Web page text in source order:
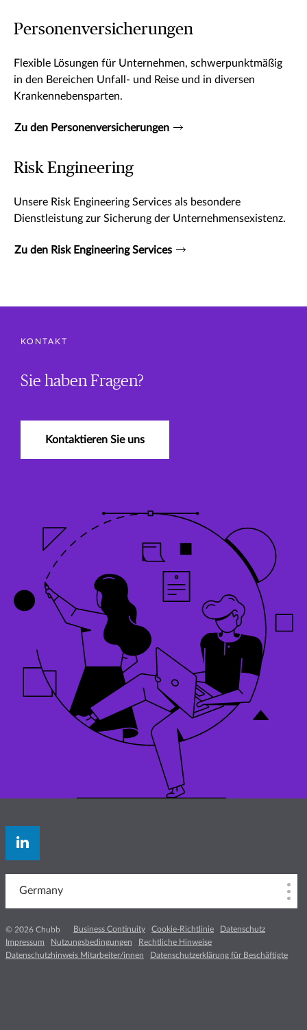
Personenversicherungen
Flexible Lösungen für Unternehmen, schwerpunktmäßig
in den Bereichen Unfall- und Reise und in diversen
Krankennebensparten.
Zu den Personenversicherungen
Risk Engineering
Unsere Risk Engineering Services als besondere
Dienstleistung zur Sicherung der Unternehmensexistenz.
Zu den Risk Engineering Services
KONTAKT
Sie haben Fragen?
Kontaktieren Sie uns
Germany
© 2026 Chubb Business Continuity Cookie-Richtlinie
Datenschutz
Impressum
Nutzungsbedingungen
Rechtliche Hinweise
Datenschutzhinweis Mitarbeiter/innen
Datenschutzerklärung für Beschäftigte